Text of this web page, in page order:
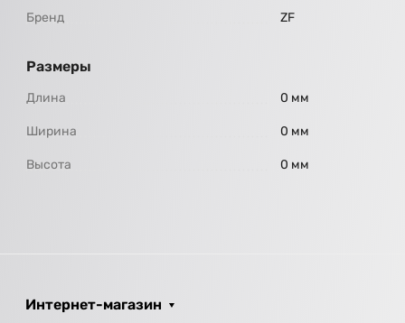
Бренд ZF
Размеры
Длина 0 мм
Ширина 0 мм
Высота 0 мм
Интернет-магазин